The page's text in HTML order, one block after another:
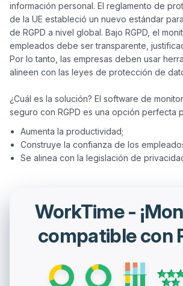
información personal. El reglamento de
de la UE estableció un nuevo estándar
de RGPD a nivel global. Bajo RGPD, el
empleados debe ser transparente,
Por lo tanto, las empresas deben usar
alineen con las leyes de protección de
¿Cuál es la solución? El software de
Aumenta la productividad;
Construye la confianza de los
Se alinea con la legislación de
WorkTime -
compatible con